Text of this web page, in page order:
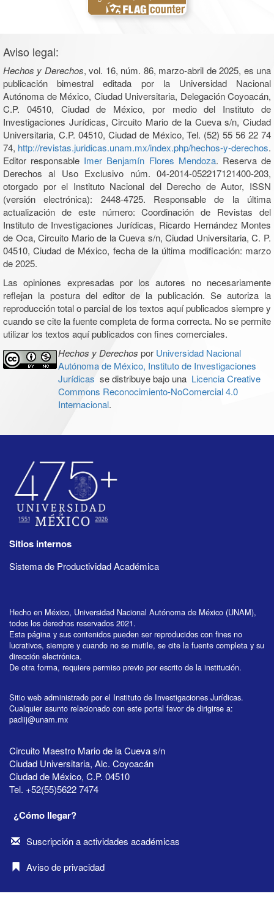
Aviso legal:
Hechos y Derechos, vol. 16, núm. 86, marzo-abril de 2025, es una
publicación bimestral editada por la Universidad Nacional
Autónoma de México, Ciudad Universitaria, Delegación Coyoacán,
C.P. 04510, Ciudad de México, por medio del Instituto de
Investigaciones Jurídicas, Circuito Mario de la Cueva s/n, Ciudad
Universitaria, C.P. 04510, Ciudad de México, Tel. (52) 55 56 22 74
74, http://revistas.juridicas.unam.mx/index.php/hechos-y-derechos.
Editor responsable Imer Benjamín Flores Mendoza. Reserva de
Derechos al Uso Exclusivo núm. 04-2014-052217121400-203,
otorgado por el Instituto Nacional del Derecho de Autor, ISSN
(versión electrónica): 2448-4725. Responsable de la última
actualización de este número: Coordinación de Revistas del
Instituto de Investigaciones Jurídicas, Ricardo Hernández Montes
de Oca, Circuito Mario de la Cueva s/n, Ciudad Universitaria, C. P.
04510, Ciudad de México, fecha de la última modificación: marzo
de 2025.
Las opiniones expresadas por los autores no necesariamente
reflejan la postura del editor de la publicación. Se autoriza la
reproducción total o parcial de los textos aquí publicados siempre y
cuando se cite la fuente completa de forma correcta. No se permite
utilizar los textos aquí publicados con fines comerciales.
Hechos y Derechos por Universidad Nacional
Autónoma de México, Instituto de Investigaciones
Jurídicas se distribuye bajo una Licencia Creative
Commons Reconocimiento-NoComercial 4.0
Internacional.
Sitios internos
Sistema de Productividad Académica
Hecho en México, Universidad Nacional Autónoma de México (UNAM),
todos los derechos reservados 2021.
Esta página y sus contenidos pueden ser reproducidos con fines no
lucrativos, siempre y cuando no se mutile, se cite la fuente completa y su
dirección electrónica.
De otra forma, requiere permiso previo por escrito de la institución.
Sitio web administrado por el Instituto de Investigaciones Jurídicas.
Cualquier asunto relacionado con este portal favor de dirigirse a:
padiij@unam.mx
Circuito Maestro Mario de la Cueva s/n
Ciudad Universitaria, Alc. Coyoacán
Ciudad de México, C.P. 04510
Tel. +52(55)5622 7474
¿Cómo llegar?
Suscripción a actividades académicas
Aviso de privacidad